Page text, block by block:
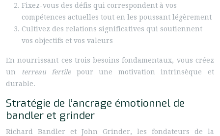
Fixez-vous des défis qui correspondent à vos
compétences actuelles tout en les poussant légèrement
Cultivez des relations significatives qui soutiennent
vos objectifs et vos valeurs
En nourrissant ces trois besoins fondamentaux, vous créez
un
terreau fertilepour une motivation intrinsèque et
durable.
Stratégie de l’ancrage émotionnel de
bandler et grinder
Richard Bandler et John Grinder, les fondateurs de la